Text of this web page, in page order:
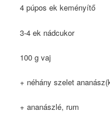
4 púpos ek keményítő
3-4 ek nádcukor
100 g vaj
+ néhány szelet
+ ananászlé, rum